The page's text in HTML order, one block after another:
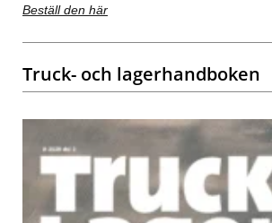
Beställ den här
Truck- och lagerhandboken